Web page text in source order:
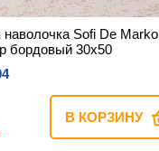
наволочка Sofi De Marko
30х50
В КОРЗИНУ